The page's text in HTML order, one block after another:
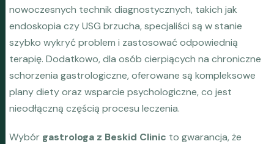
nowoczesnych technik diagnostycznych, takich jak
endoskopia czy USG brzucha, specjaliści są w stanie
szybko wykryć problem i zastosować odpowiednią
terapię. Dodatkowo, dla osób cierpiących na chroniczne
schorzenia gastrologiczne, oferowane są kompleksowe
plany diety oraz wsparcie psychologiczne, co jest
nieodłączną częścią procesu leczenia.
Wybór gastrologa z Beskid Clinic to gwarancja, że